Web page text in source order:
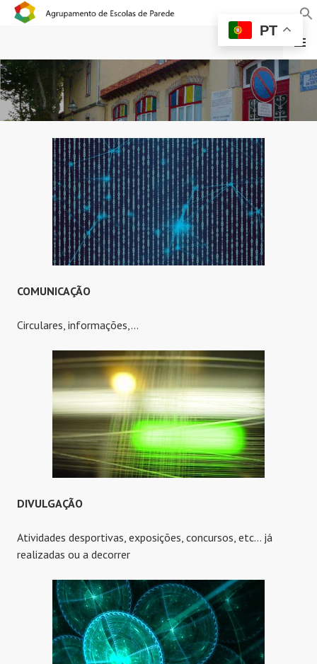
AGRUPAMENTO DE
ESCOLAS DE PAREDE
MENU
COMUNICAÇÃO
Circulares, informações,…
DIVULGAÇÃO
Atividades desportivas, exposições, concursos, etc… já
realizadas ou a decorrer
PT